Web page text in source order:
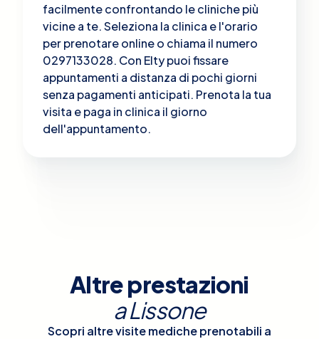
facilmente confrontando le cliniche più
vicine a te. Seleziona la clinica e l'orario
per prenotare online o chiama il numero
0297133028. Con Elty puoi fissare
appuntamenti a distanza di pochi giorni
senza pagamenti anticipati. Prenota la tua
visita e paga in clinica il giorno
dell'appuntamento.
Altre prestazioni
aLissone
Scopri altre visite mediche prenotabili a